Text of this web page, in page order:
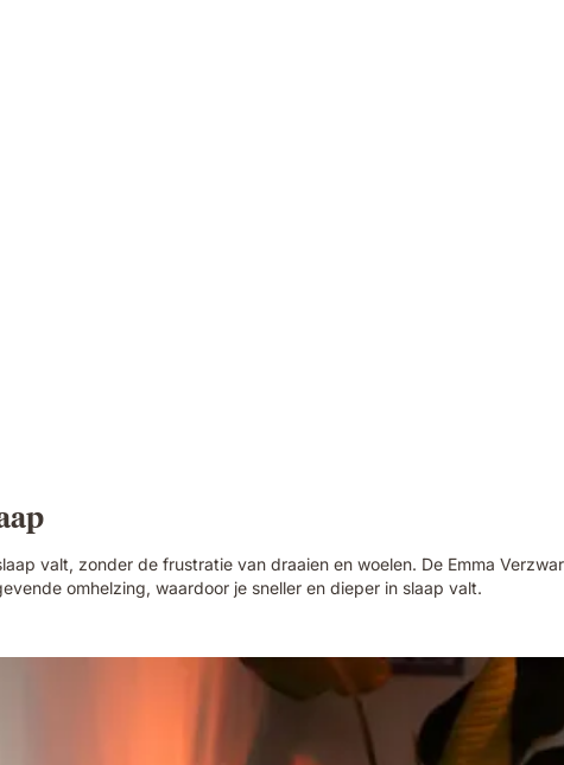
valt, zonder de frustratie van draaien en woelen. De Emma
omhelzing, waardoor je sneller en dieper in slaap valt.